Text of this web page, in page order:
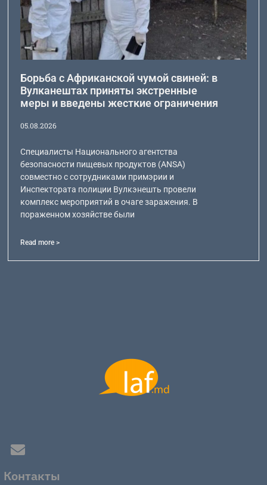
Борьба с Африканской чумой свиней: в
Вулканештах приняты экстренные
меры и введены жесткие ограничения
05.08.2026
Специалисты Национального агентства
безопасности пищевых продуктов (ANSA)
совместно с сотрудниками примэрии и
Инспектората полиции Вулкэнешть провели
комплекс мероприятий в очаге заражения. В
пораженном хозяйстве были
Read more >
Контакты